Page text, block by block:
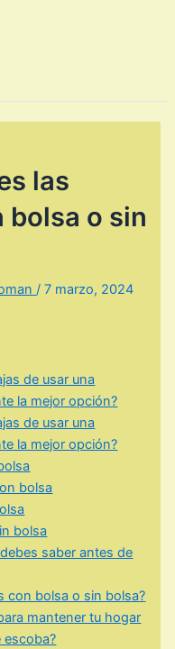
las
bolsa o sin
/7 marzo, 2024
de usar una
la mejor opción?
de usar una
la mejor opción?
bolsa
bolsa
saber antes de
con bolsa o sin bolsa?
mantener tu hogar
escoba?